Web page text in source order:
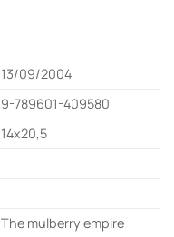
13/09/2004
9-789601-409580
14x20,5
The mulberry empire